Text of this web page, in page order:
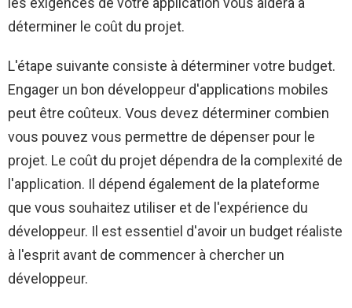
déterminer le coût du projet.
L'étape suivante consiste à déterminer votre budget.
Engager un bon développeur d'applications mobiles
peut être coûteux. Vous devez déterminer combien
vous pouvez vous permettre de dépenser pour le
projet. Le coût du projet dépendra de la complexité de
l'application. Il dépend également de la plateforme
que vous souhaitez utiliser et de l'expérience du
développeur. Il est essentiel d'avoir un budget réaliste
à l'esprit avant de commencer à chercher un
développeur.